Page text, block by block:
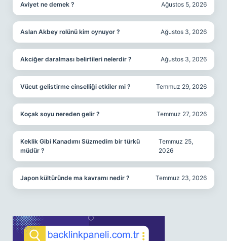
Aviyet ne demek ? Ağustos 5, 2026
Aslan Akbey rolünü kim oynuyor ? Ağustos 3, 2026
Akciğer daralması belirtileri nelerdir ? Ağustos 3, 2026
Vücut gelistirme cinselliği etkiler mi ? Temmuz 29, 2026
Koçak soyu nereden gelir ? Temmuz 27, 2026
Keklik Gibi Kanadımı Süzmedim bir türkü
müdür ?
Temmuz 25,
2026
Japon kültüründe ma kavramı nedir ? Temmuz 23, 2026